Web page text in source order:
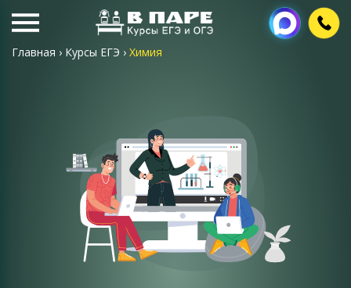
Главная › Курсы ЕГЭ › Химия